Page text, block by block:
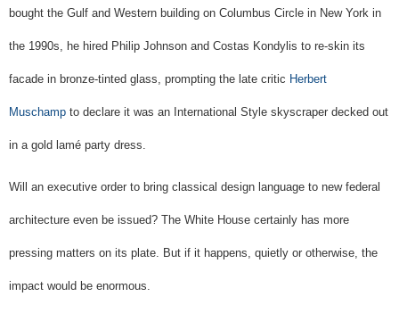
bought the Gulf and Western building on Columbus Circle in New York in
the 1990s, he hired Philip Johnson and Costas Kondylis to re-skin its
facade in bronze-tinted glass, prompting the late critic Herbert
Muschamp to declare it was an International Style skyscraper decked out
in a gold lamé party dress.
Will an executive order to bring classical design language to new federal
architecture even be issued? The White House certainly has more
pressing matters on its plate. But if it happens, quietly or otherwise, the
impact would be enormous.